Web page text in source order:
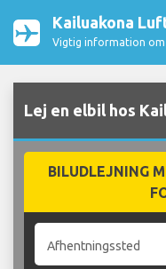
Kailuakona
Vigtig information
Lej en elbil hos
BILUDLEJNING
Afhentningssted